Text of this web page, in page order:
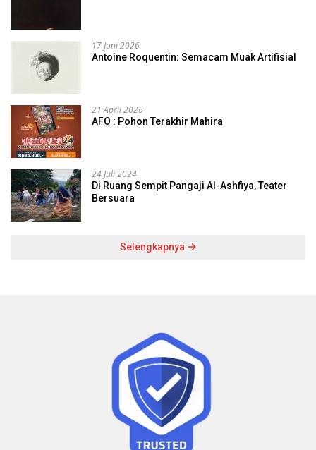
17 Juni 2026
Antoine Roquentin: Semacam Muak Artifisial
21 April 2026
AFO : Pohon Terakhir Mahira
24 Juli 2024
Di Ruang Sempit Pangaji Al-Ashfiya, Teater
Bersuara
Selengkapnya